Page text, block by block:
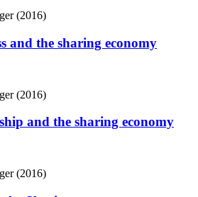
(2016)
and the sharing economy
(2016)
and the sharing economy
(2016)